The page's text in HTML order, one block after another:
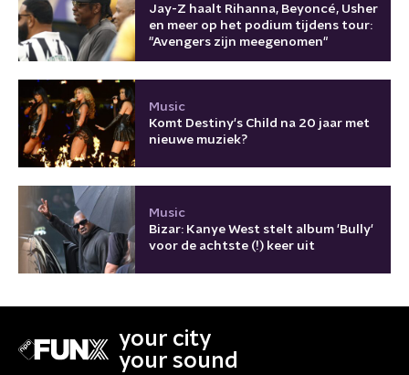
Jay-Z haalt Rihanna, Beyoncé, Usher
en meer op het podium tijdens tour:
"Avengers zijn meegenomen"
Music
Komt Destiny's Child na 20 jaar met
nieuwe muziek?
Music
Bizar: Kanye West stelt album 'Bully'
voor de achtste (!) keer uit
your city
your sound